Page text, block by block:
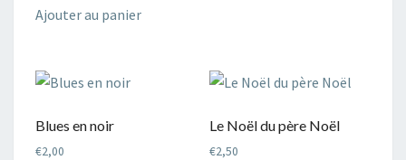
Ajouter au panier
Blues en noir
€2,00
Le Noël du père Noël
€2,50